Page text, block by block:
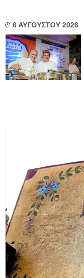
6 ΑΥΓΟΥΣΤΟΥ 2026